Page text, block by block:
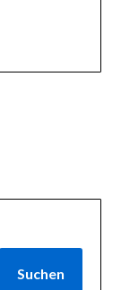
Suchen